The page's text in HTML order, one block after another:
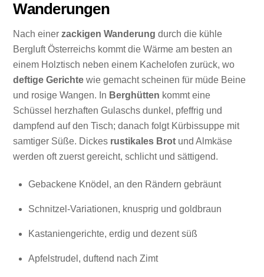
Wanderungen
Nach einerzackigen Wanderung durch die kühle
Bergluft Österreichs kommt die Wärme am besten an
einem Holztisch neben einem Kachelofen zurück, wo
deftige Gerichte wie gemacht scheinen für müde Beine
und rosige Wangen. In Berghütten kommt eine
Schüssel herzhaften Gulaschs dunkel, pfeffrig und
dampfend auf den Tisch; danach folgt Kürbissuppe mit
samtiger Süße. Dickes rustikales Brot und Almkäse
werden oft zuerst gereicht, schlicht und sättigend.
Gebackene Knödel, an den Rändern gebräunt
Schnitzel-Variationen, knusprig und goldbraun
Kastaniengerichte, erdig und dezent süß
Apfelstrudel, duftend nach Zimt